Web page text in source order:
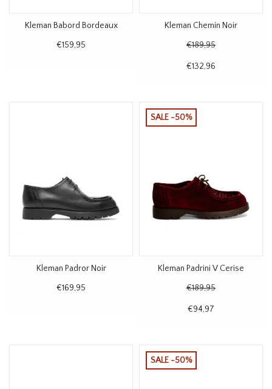
Kleman Babord Bordeaux
€159,95
Kleman Chemin Noir
€189,95
€132,96
Kleman Padror Noir
€169,95
SALE -50%
Kleman Padrini V Cerise
€189,95
€94,97
SALE -50%